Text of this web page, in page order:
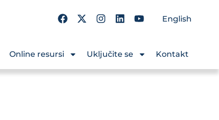
English
Online resursi Uključite se Kontakt